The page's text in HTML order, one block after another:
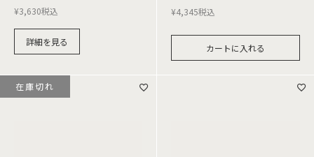
¥3,630税込
詳細を見る
¥4,345税込
カートに入れる
在庫切れ